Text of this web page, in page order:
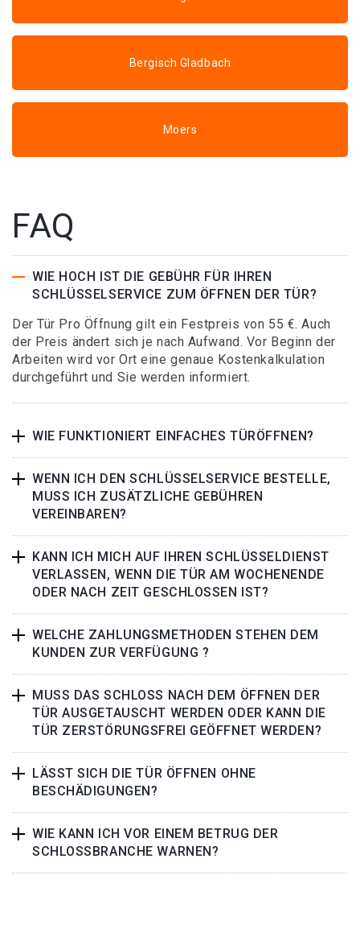
Bergisch Gladbach
Moers
FAQ
WIE HOCH IST DIE GEBÜHR FÜR IHREN
SCHLÜSSELSERVICE ZUM ÖFFNEN DER TÜR?
Der Tür Pro Öffnung gilt ein Festpreis von 55 €. Auch
der Preis ändert sich je nach Aufwand. Vor Beginn der
Arbeiten wird vor Ort eine genaue Kostenkalkulation
durchgeführt und Sie werden informiert.
WIE FUNKTIONIERT EINFACHES TÜRÖFFNEN?
WENN ICH DEN SCHLÜSSELSERVICE BESTELLE,
MUSS ICH ZUSÄTZLICHE GEBÜHREN
VEREINBAREN?
KANN ICH MICH AUF IHREN SCHLÜSSELDIENST
VERLASSEN, WENN DIE TÜR AM WOCHENENDE
ODER NACH ZEIT GESCHLOSSEN IST?
WELCHE ZAHLUNGSMETHODEN STEHEN DEM
KUNDEN ZUR VERFÜGUNG ?
MUSS DAS SCHLOSS NACH DEM ÖFFNEN DER
TÜR AUSGETAUSCHT WERDEN ODER KANN DIE
TÜR ZERSTÖRUNGSFREI GEÖFFNET WERDEN?
LÄSST SICH DIE TÜR ÖFFNEN OHNE
BESCHÄDIGUNGEN?
WIE KANN ICH VOR EINEM BETRUG DER
SCHLOSSBRANCHE WARNEN?